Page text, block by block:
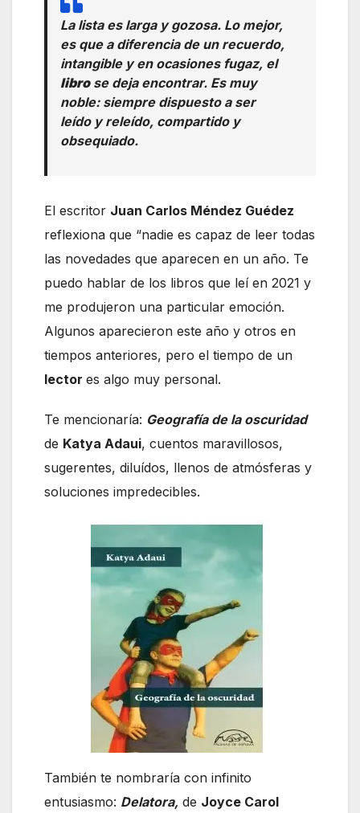
La lista es larga y gozosa. Lo mejor,
es que a diferencia de un recuerdo,
intangible y en ocasiones fugaz, el
librose deja encontrar. Es muy
noble: siempre dispuesto a ser
leído y releído, compartido y
obsequiado.
El escritor Juan Carlos Méndez Guédez
reflexiona que “nadie es capaz de leer todas
las novedades que aparecen en un año. Te
puedo hablar de los libros que leí en 2021 y
me produjeron una particular emoción.
Algunos aparecieron este año y otros en
tiempos anteriores, pero el tiempo de un
lector es algo muy personal.
Te mencionaría: Geografía de la oscuridad
de Katya Adaui, cuentos maravillosos,
sugerentes, diluídos, llenos de atmósferas y
soluciones impredecibles.
También te nombraría con infinito
entusiasmo: Delatora, de Joyce Carol